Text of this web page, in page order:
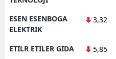
ESEN ESENBOGA
ELEKTRIK
3,32
ETILR ETILER GIDA 5,85